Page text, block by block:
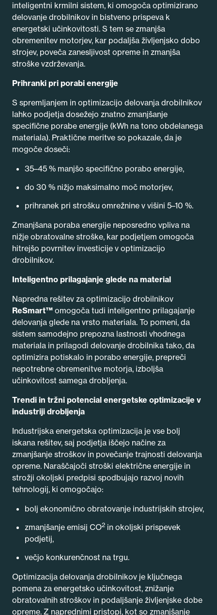
inteligentni krmilni sistem, ki omogoča optimizirano
delovanje drobilnikov in bistveno prispeva k
energetski učinkovitosti. S tem se zmanjša
obremenitev motorjev, kar podaljša življenjsko dobo
strojev, poveča zanesljivost opreme in zmanjša
stroške vzdrževanja.
Prihranki pri porabi energije
S spremljanjem in optimizacijo delovanja drobilnikov
lahko podjetja dosežejo znatno zmanjšanje
specifične porabe energije (kWh na tono obdelanega
materiala). Praktične meritve so pokazale, da je
mogoče doseči:
35–45 % manjšo specifično porabo energije,
do 30 % nižjo maksimalno moč motorjev,
prihranek pri strošku omrežnine v višini 5–10 %.
Zmanjšana poraba energije neposredno vpliva na
nižje obratovalne stroške, kar podjetjem omogoča
hitrejšo povrnitev investicije v optimizacijo
drobilnikov.
Inteligentno prilagajanje glede na material
Napredna rešitev za optimizacijo drobilnikov
ReSmart™ omogoča tudi inteligentno prilagajanje
delovanja glede na vrsto materiala. To pomeni, da
sistem samodejno prepozna lastnosti vhodnega
materiala in prilagodi delovanje drobilnika tako, da
optimizira potiskalo in porabo energije, prepreči
nepotrebne obremenitve motorja, izboljša
učinkovitost samega drobljenja.
Trendi in tržni potencial energetske optimizacije v
industriji drobljenja
Industrijska energetska optimizacija je vse bolj
iskana rešitev, saj podjetja iščejo načine za
zmanjšanje stroškov in povečanje trajnosti delovanja
opreme. Naraščajoči stroški električne energije in
strožji okoljski predpisi spodbujajo razvoj novih
tehnologij, ki omogočajo:
bolj ekonomično obratovanje industrijskih strojev,
zmanjšanje emisij CO2 in okoljski prispevek
podjetij,
večjo konkurenčnost na trgu.
Optimizacija delovanja drobilnikov je ključnega
pomena za energetsko učinkovitost, znižanje
obratovalnih stroškov in podaljšanje življenjske dobe
opreme. Z naprednimi pristopi, kot so zmanjšanje